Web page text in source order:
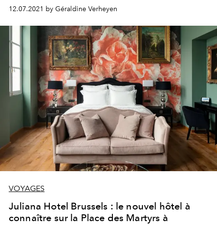
12.07.2021 by Géraldine Verheyen
VOYAGES
Juliana Hotel Brussels : le nouvel hôtel à
connaître sur la Place des Martyrs à